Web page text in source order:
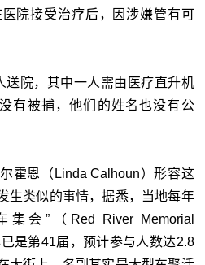
医院接受治疗后，因涉嫌管有可
送院，其中一人需由医疗直升机
有被捕，他们的姓名也没有公
霍恩（Linda Calhoun）形容这
生类似的事情，据悉，当地每年
会”（Red River Memorial
是第41届，预计参与人数达2.8